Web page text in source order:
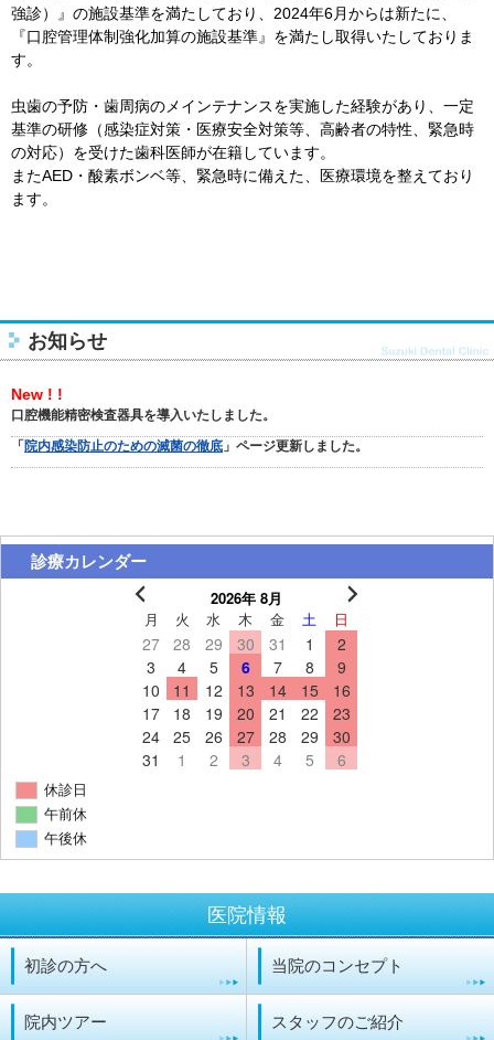
強診）』の施設基準を満たしており、2024年6月からは新たに、
『口腔管理体制強化加算の施設基準』を満たし取得いたしておりま
す。
虫歯の予防・歯周病のメインテナンスを実施した経験があり、一定
基準の研修（感染症対策・医療安全対策等、高齢者の特性、緊急時
の対応）を受けた歯科医師が在籍しています。
またAED・酸素ボンベ等、緊急時に備えた、医療環境を整えており
ます。
お知らせ
New ! !
口腔機能精密検査器具を導入いたしました。
「院内感染防止のための滅菌の徹底 」ページ更新しました。
診療カレンダー
2026年 8月
月
火 水 木 金 土 日
27 28 29 30 31 1
2
3
4 5 6 7 8
9
10
11 12 13 14 15
16
17
18 19 20 21 22
23
24
25 26 27 28 29
30
31
1 2 3 4 5 6
休診日
午前休
午後休
医院情報
初診の方へ 当院のコンセプト
院内ツアー スタッフのご紹介